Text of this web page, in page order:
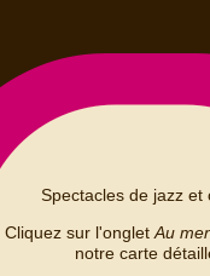
Spectacles de jazz et
Cliquez sur l'onglet Au
notre carte